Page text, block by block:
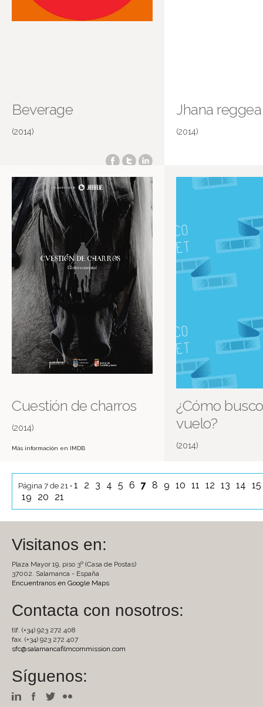
Beverage
(2014)
Jhana
(2014)
Cuestión de charros
(2014)
Más información en IMDB
¿Cómo
vuelo?
(2014)
Página 7 de 21 • 1 2 3 4 5 6 7 8 9 10 11 12 13 14 15
19
20 21
Visitanos en:
Plaza Mayor 19, piso 3º (Casa de Postas)
37002. Salamanca - España
Encuentranos en Google Maps
Contacta con nosotros:
tlf. (+34) 923 272 408
fax. (+34) 923 272 407
sfc@salamancafilmcommission.com
Síguenos: